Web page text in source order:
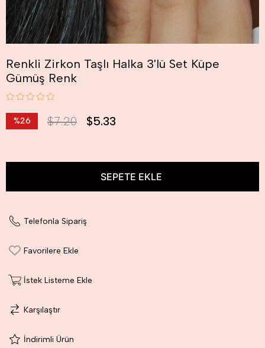
Renkli Zirkon Taşlı Halka 3'lü Set Küpe
Gümüş Renk
%26
$7.20 $5.33
Telefonla Sipariş
Favorilere Ekle
İstek Listeme Ekle
Karşılaştır
İndirimli Ürün